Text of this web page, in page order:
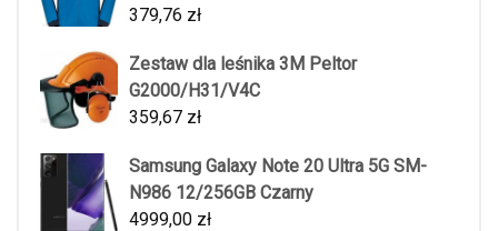
379,76 zł
Zestaw dla leśnika 3M Peltor
G2000/H31/V4C
359,67 zł
Samsung Galaxy Note 20 Ultra 5G SM-
N986 12/256GB Czarny
4999,00 zł